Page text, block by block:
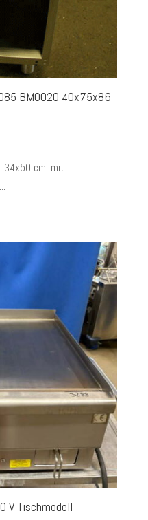
BM0020 40x75x86
34x50 cm, mit
V Tischmodell